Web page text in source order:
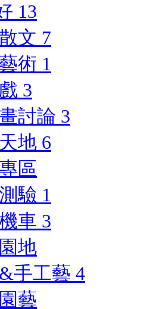
13
文 7
術 1
3
討論 3
地 6
區
驗 1
車 3
地
手工藝 4
藝